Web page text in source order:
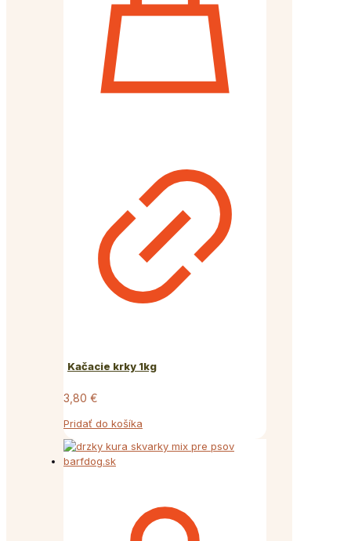
Kačacie krky 1kg
3,80 €
Pridať do košíka